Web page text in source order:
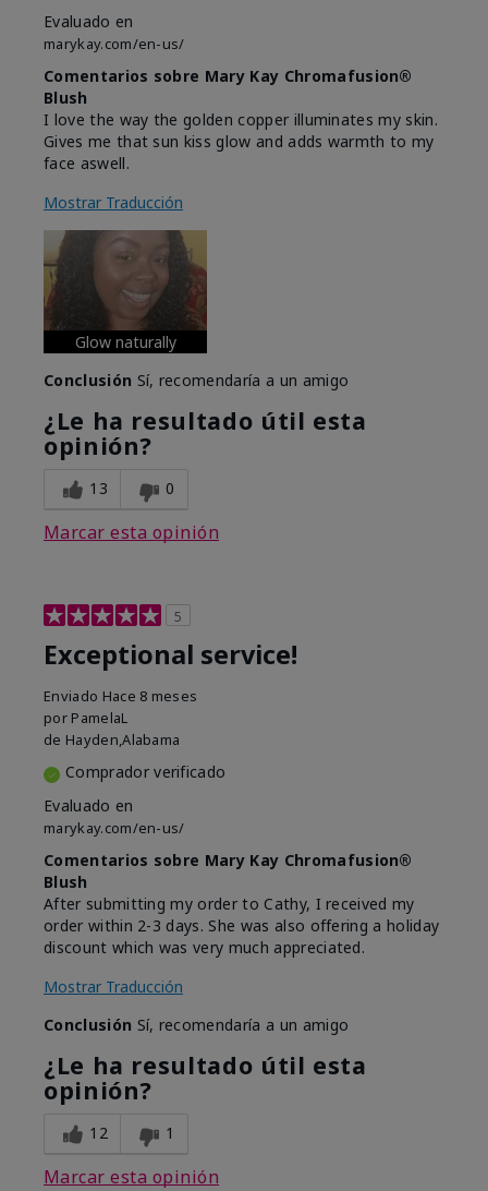
Evaluado en
marykay.com/en-us/
Comentarios sobre Mary Kay Chromafusion®
Blush
I love the way the golden copper illuminates my skin.
Gives me that sun kiss glow and adds warmth to my
face aswell.
Mostrar Traducción
Glow naturally
Conclusión Sí, recomendaría a un amigo
¿Le ha resultado útil esta
opinión?
13 0
Marcar esta opinión
5
Exceptional service!
Enviado Hace 8 meses
por PamelaL
de Hayden,Alabama
Comprador verificado
Evaluado en
marykay.com/en-us/
Comentarios sobre Mary Kay Chromafusion®
Blush
After submitting my order to Cathy, I received my
order within 2-3 days. She was also offering a holiday
discount which was very much appreciated.
Mostrar Traducción
Conclusión Sí, recomendaría a un amigo
¿Le ha resultado útil esta
opinión?
12 1
Marcar esta opinión